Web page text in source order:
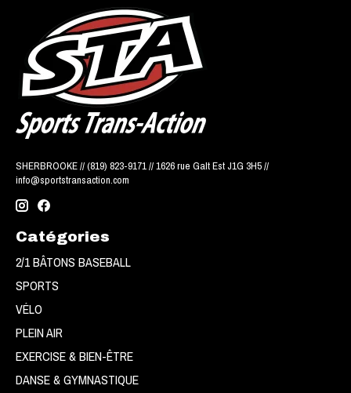
SHERBROOKE // (819) 823-9171 // 1626 rue Galt Est J1G 3H5 //
info@sportstransaction.com
Catégories
2/1 BÂTONS BASEBALL
SPORTS
VÉLO
PLEIN AIR
EXERCISE & BIEN-ÊTRE
DANSE & GYMNASTIQUE